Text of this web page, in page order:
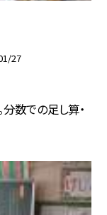
27
数での足し算・